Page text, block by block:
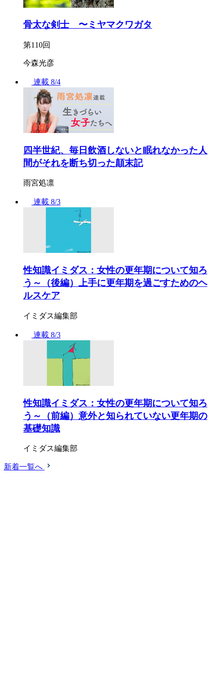
骨太な剣士 〜ミヤマクワガタ
第110回
今森光彦
連載 8/4
四半世紀、毎日飲酒しないと眠れなかった人
間がそれを断ち切った顛末記
雨宮処凛
連載 8/3
性知識イミダス：女性の更年期について知ろ
う～（後編）上手に更年期を過ごすためのヘ
ルスケア
イミダス編集部
連載 8/3
性知識イミダス：女性の更年期について知ろ
う～（前編）意外と知られていない更年期の
基礎知識
イミダス編集部
新着一覧へ